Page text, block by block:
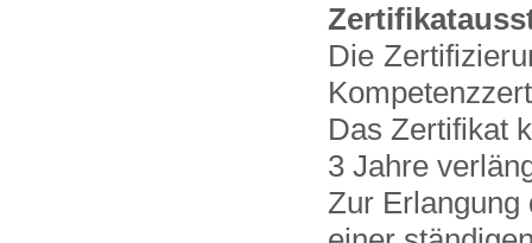
Die
Das Zertifikat
3 Jahre
Zur Erlangung